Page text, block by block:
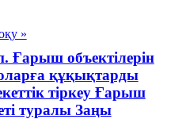
»
Ғарыш объектiлерiн
құқықтарды
тiркеу Ғарыш
туралы Заңы